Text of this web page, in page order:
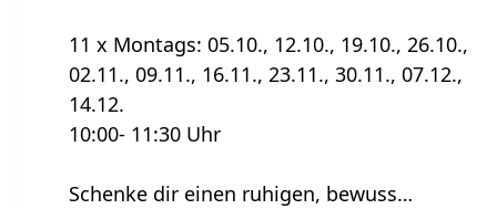
11 x Montags: 05.10., 12.10., 19.10., 26.10.,
02.11., 09.11., 16.11., 23.11., 30.11., 07.12.,
14.12.
10:00- 11:30 Uhr
Schenke dir einen ruhigen, bewuss…